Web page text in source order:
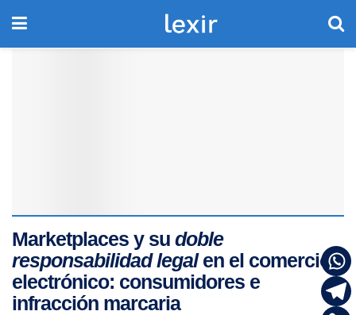
Marketplaces y su doble
responsabilidad legalen el comercio
electrónico: consumidores e
infracción marcaria